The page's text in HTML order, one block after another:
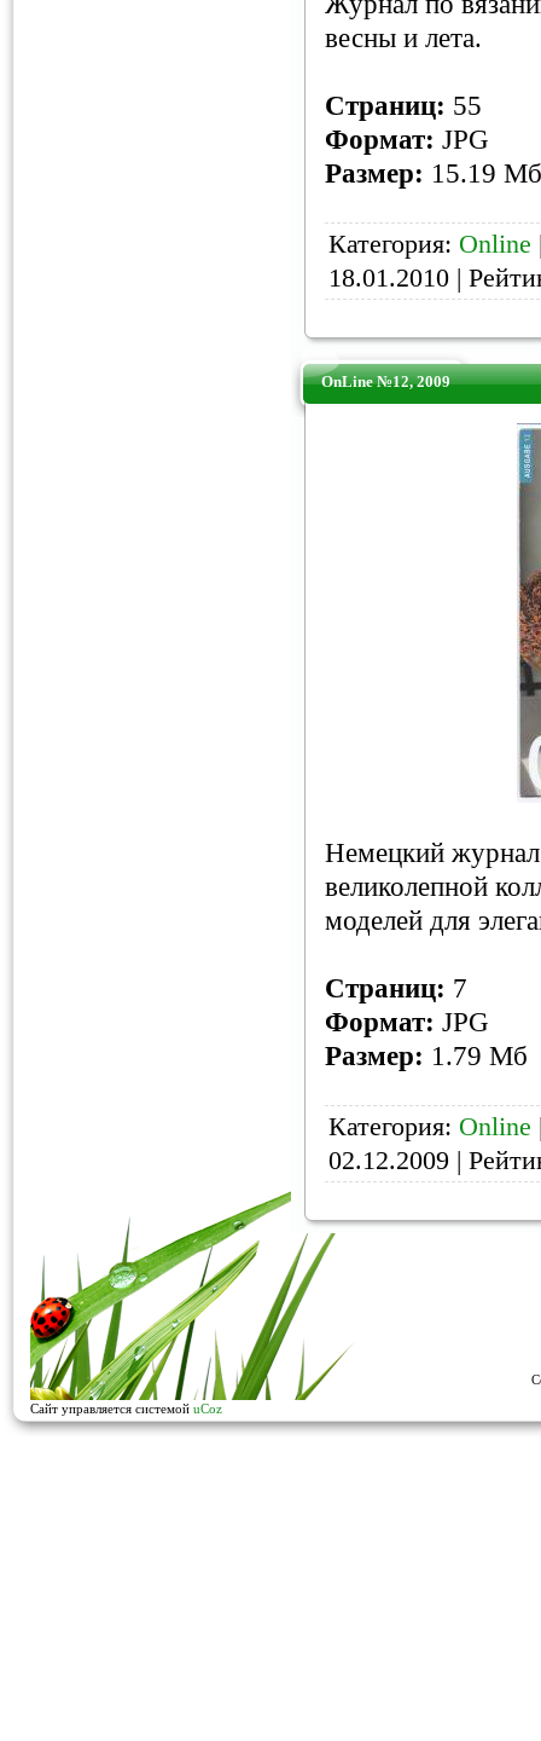
весны и лета.
Страниц: 55
Формат: JPG
Размер: 15.19 Мб
Категория: Online
18.01.2010 |
OnLine №12, 2009
Немецкий
великолепной
моделей для
Страниц: 7
Формат: JPG
Размер: 1.79 Мб
Категория: Online
02.12.2009 |
Сайт управляется системой uCoz